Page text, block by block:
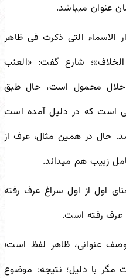
عنوان میباشد.
الاسماء التی ذکرت فی ظاهر
الخلاف»؛ شارع گفت: «العنب
محمول است، حال طبق
است که در دلیل آمده است
حال در همین مثال، عرف از
زبیب هم میداند.
اول از اول سراغ عرف رفته
عرف رفته است.
عنوانی، ظاهر لفظ است؛
با دلیل؛ نتیجه: موضوع